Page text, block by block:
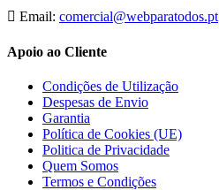
Email: comercial@webparatodos.pt
Apoio ao Cliente
Condições de Utilização
Despesas de Envio
Garantia
Política de Cookies (UE)
Politica de Privacidade
Quem Somos
Termos e Condições